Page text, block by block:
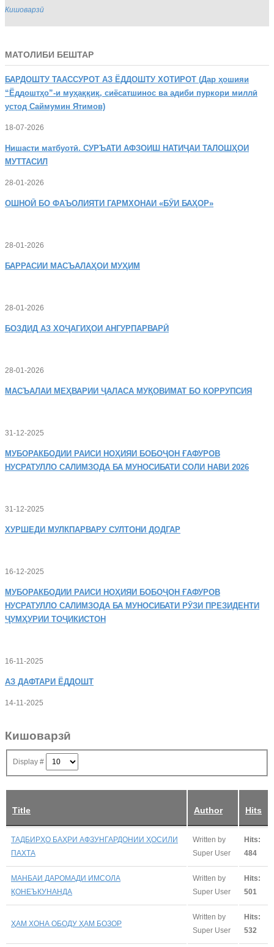
Кишоварзӣ
МАТОЛИБИ БЕШТАР
БАРДОШТУ ТААССУРОТ АЗ ЁДДОШТУ ХОТИРОТ (Дар ҳошияи
“Ёддоштҳо”-и муҳаққиқ, сиёсатшинос ва адиби пуркори миллӣ
устод Саймумин Ятимов)
18-07-2026
Нишасти матбуотӣ. СУРЪАТИ АФЗОИШ НАТИҶАИ ТАЛОШҲОИ
МУТТАСИЛ
28-01-2026
ОШНОӢ БО ФАЪОЛИЯТИ ГАРМХОНАИ «БӮИ БАҲОР»
28-01-2026
БАРРАСИИ МАСЪАЛАҲОИ МУҲИМ
28-01-2026
БОЗДИД АЗ ХОҶАГИҲОИ АНГУРПАРВАРӢ
28-01-2026
МАСЪАЛАИ МЕҲВАРИИ ҶАЛАСА МУҚОВИМАТ БО КОРРУПСИЯ
31-12-2025
МУБОРАКБОДИИ РАИСИ НОҲИЯИ БОБОҶОН ҒАФУРОВ
НУСРАТУЛЛО САЛИМЗОДА БА МУНОСИБАТИ СОЛИ НАВИ 2026
31-12-2025
ХУРШЕДИ МУЛКПАРВАРУ СУЛТОНИ ДОДГАР
16-12-2025
МУБОРАКБОДИИ РАИСИ НОҲИЯИ БОБОҶОН ҒАФУРОВ
НУСРАТУЛЛО САЛИМЗОДА БА МУНОСИБАТИ РӮЗИ ПРЕЗИДЕНТИ
ҶУМҲУРИИ ТОҶИКИСТОН
16-11-2025
АЗ ДАФТАРИ ЁДДОШТ
14-11-2025
Кишоварзӣ
Display #
Title Author Hits
ТАДБИРҲО БАҲРИ АФЗУНГАРДОНИИ ҲОСИЛИ
ПАХТА
Written by
Super User
Hits:
484
МАНБАИ ДАРОМАДИ ИМСОЛА
ҚОНЕЪКУНАНДА
Written by
Super User
Hits:
501
ҲАМ ХОНА ОБОДУ ҲАМ БОЗОР
Written by
Super User
Hits:
532